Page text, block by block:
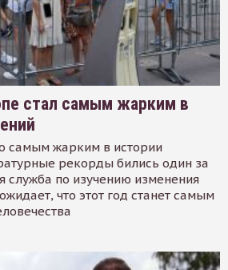
стал самым жарким в
самым жарким в истории
рекорды бились один за
служба по изучению изменения
что этот год станет самым